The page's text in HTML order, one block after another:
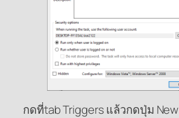
กดที่tab Triggers แล้วกดปุ่ม New